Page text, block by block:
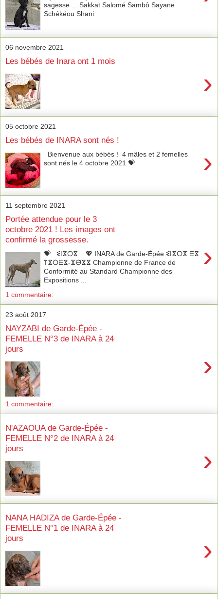
sagesse ... Sakkat Salomé Sambô Sayane
Schékéou Shani
06 novembre 2021
Les bébés de Inara ont 1 mois
›
05 octobre 2021
Les bébés de INARA sont nés !
›
Bienvenue aux bébés ! 4 mâles et 2 femelles
sont nés le 4 octobre 2021 💝
11 septembre 2021
Portée attendue pour le 3
octobre 2021 ! Les images ont
confirmé la grossesse.
›
💝 ⵉ̇ⵏⴵ̇ⵔⴵ̇ 💖 INARA de Garde-Épée ⵉ̇ⵏⴵ̇ⵔⴵ̇ ⴹⴵ
ⴶⴵ̇ⵔⴹⴵ-ⴵⴱ̂ⴵⴵ Championne de France de
Conformité au Standard Championne des
Expositions ...
1 commentaire:
23 août 2017
NAYZABI de Garde-Épée -
FEMELLE N°3 de INARA à 24
jours
›
1 commentaire:
N'AZAOUA de Garde-Épée -
FEMELLE N°2 de INARA à 24
jours
›
NANA HADIZA de Garde-Épée -
FEMELLE N°1 de INARA à 24
jours
›